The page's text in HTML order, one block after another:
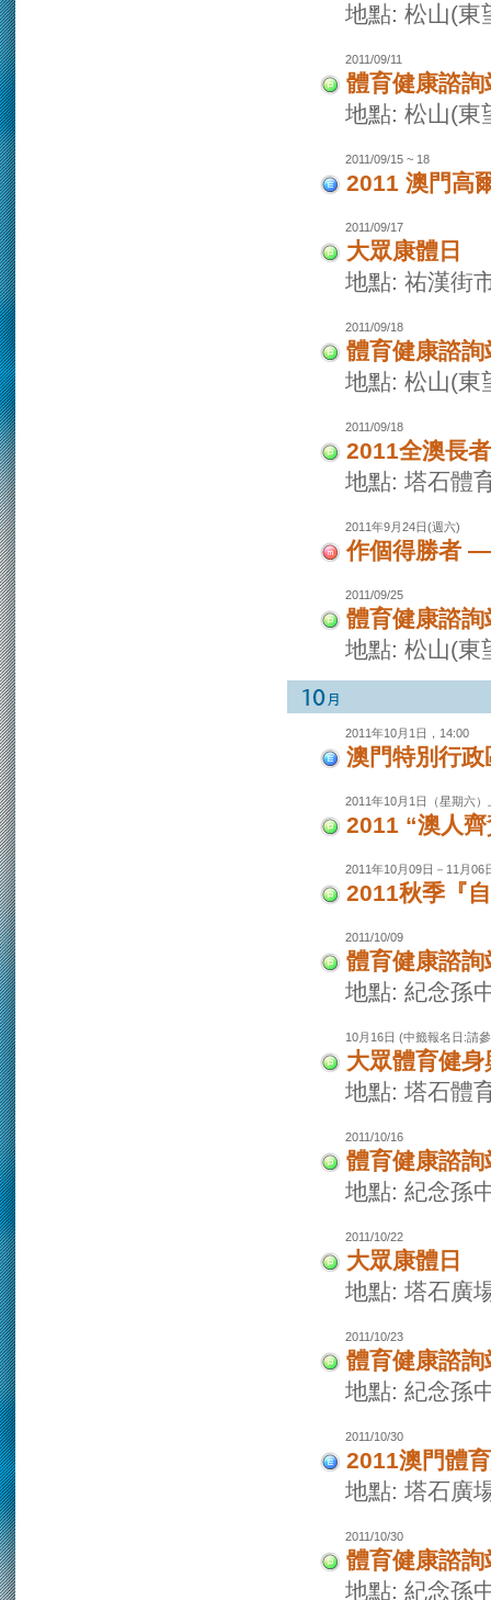
地點: 松山(東
2011/09/11
體育健康諮詢
地點: 松山(東
2011/09/15 ~ 18
2011 澳門高
2011/09/17
大眾康體日
地點: 祐漢街
2011/09/18
體育健康諮詢
地點: 松山(東
2011/09/18
2011全澳長
地點: 塔石體
2011年9月24日(週六)
作個得勝者
2011/09/25
體育健康諮詢
地點: 松山(東
2011年10月1日，14:00
澳門特別行
2011年10月1日（星期六）
2011 “澳人
2011年10月09日－11月06
2011秋季『
2011/10/09
體育健康諮詢
地點: 紀念孫
10月16日 (中籤報名日:請
大眾體育健
地點: 塔石體
2011/10/16
體育健康諮詢
地點: 紀念孫
2011/10/22
大眾康體日
地點: 塔石廣
2011/10/23
體育健康諮詢
地點: 紀念孫
2011/10/30
2011澳門體
地點: 塔石廣
2011/10/30
體育健康諮詢
地點: 紀念孫